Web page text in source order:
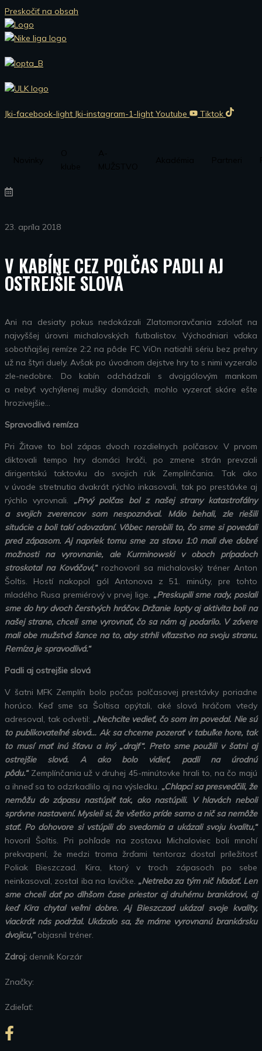
Preskočiť na obsah
Jki-facebook-light Jki-instagram-1-light Youtube Tiktok
23. apríla 2018
V KABÍNE CEZ POLČAS PADLI AJ
OSTREJŠIE SLOVÁ
Ani na desiaty pokus nedokázali Zlatomoravčania zdolať na
najvyššej úrovni michalovských futbalistov. Východniari vďaka
sobotňajšej remíze 2:2 na pôde FC ViOn natiahli sériu bez prehry
už na štyri duely. Avšak po úvodnom dejstve hry to s nimi vyzeralo
zle-nedobre. Do kabín odchádzali s dvojgólovým mankom
a nebyť vychýlenej mušky domácich, mohlo vyzerať skóre ešte
hrozivejšie…
Spravodlivá remíza
Pri Žitave to bol zápas dvoch rozdielnych polčasov. V prvom
diktovali tempo hry domáci hráči, po zmene strán prevzali
dirigentskú taktovku do svojich rúk Zemplínčania. Tak ako
v úvode stretnutia dvakrát rýchlo inkasovali, tak po prestávke aj
rýchlo vyrovnali. „Prvý polčas bol z našej strany katastrofálny
a svojich zverencov som nespoznával. Málo behali, zle riešili
situácie a boli takí odovzdaní. Vôbec nerobili to, čo sme si povedali
pred zápasom. Aj napriek tomu sme za stavu 1:0 mali dve dobré
možnosti na vyrovnanie, ale Kurminowski v oboch prípadoch
stroskotal na Kováčovi,“rozhovoril sa michalovský tréner Anton
Šoltis. Hostí nakopol gól Antonova z 51. minúty, pre tohto
mladého Rusa premiérový v prvej lige. „Preskupili sme rady, poslali
sme do hry dvoch čerstvých hráčov. Držanie lopty aj aktivita boli na
našej strane, chceli sme vyrovnať, čo sa nám aj podarilo. V závere
mali obe mužstvá šance na to, aby strhli víťazstvo na svoju stranu.
Remíza je spravodlivá.“
Padli aj ostrejšie slová
V šatni MFK Zemplín bolo počas polčasovej prestávky poriadne
horúco. Keď sme sa Šoltisa opýtali, aké slová hráčom vtedy
adresoval, tak odvetil: „Nechcite vedieť, čo som im povedal. Nie sú
to publikovateľné slová… Ak sa chceme pozerať v tabuľke hore, tak
to musí mať inú šťavu a iný „drajf“. Preto sme použili v šatni aj
ostrejšie slová. A ako bolo vidieť, padli na úrodnú
pôdu.“Zemplínčania už v druhej 45-minútovke hrali to, na čo majú
a ihneď sa to odzrkadlilo aj na výsledku. „Chlapci sa presvedčili, že
nemôžu do zápasu nastúpiť tak, ako nastúpili. V hlavách neboli
správne nastavení. Mysleli si, že všetko príde samo a nič sa nemôže
stať. Po dohovore si vstúpili do svedomia a ukázali svoju kvalitu,“
hovoril Šoltis. Pri pohľade na zostavu Michaloviec boli mnohí
prekvapení, že medzi troma žrďami tentoraz dostal príležitosť
Poliak Bieszczad. Kira, ktorý v troch zápasoch po sebe
neinkasoval, zostal iba na lavičke. „Netreba za tým nič hľadať. Len
sme chceli dať po dlhšom čase priestor aj druhému brankárovi, aj
keď Kira chytal veľmi dobre. Aj Bieszczad ukázal svoje kvality,
viackrát nás podržal. Ukázalo sa, že máme vyrovnanú brankársku
dvojicu,“objasnil tréner.
Zdroj: denník Korzár
Značky:
Zdieľať: